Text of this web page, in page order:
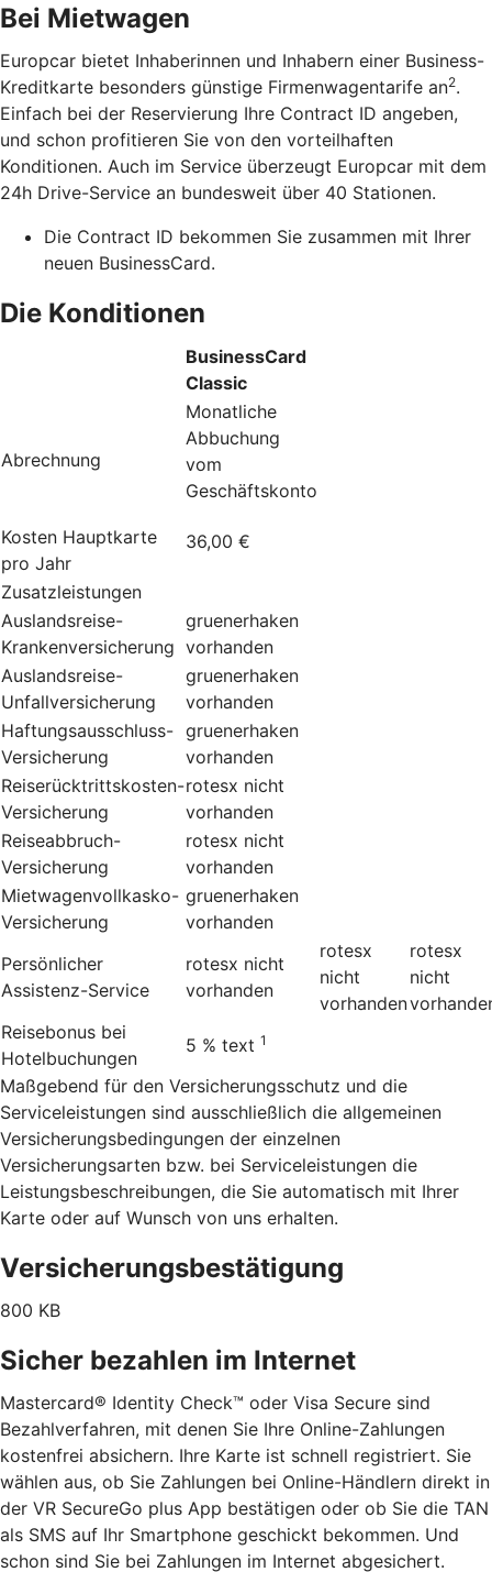
Bei Mietwagen
Europcar bietet Inhaberinnen und Inhabern einer Business-
Kreditkarte besonders günstige Firmenwagentarife an2.
Einfach bei der Reservierung Ihre Contract ID angeben,
und schon profitieren Sie von den vorteilhaften
Konditionen. Auch im Service überzeugt Europcar mit dem
24h Drive-Service an bundesweit über 40 Stationen.
Die Contract ID bekommen Sie zusammen mit Ihrer
neuen BusinessCard.
Die Konditionen
BusinessCard
Classic
Abrechnung
Monatliche
Abbuchung
vom
Geschäftskonto
Kosten Hauptkarte
pro Jahr
36,00 €
Zusatzleistungen
Auslandsreise-
Krankenversicherung
gruenerhaken
vorhanden
Auslandsreise-
Unfallversicherung
gruenerhaken
vorhanden
Haftungsausschluss-
Versicherung
gruenerhaken
vorhanden
Reiserücktrittskosten-
Versicherung
rotesx nicht
vorhanden
Reiseabbruch-
Versicherung
rotesx nicht
vorhanden
Mietwagenvollkasko-
Versicherung
gruenerhaken
vorhanden
Persönlicher
Assistenz-Service
rotesx nicht
vorhanden
rotesx
nicht
vorhanden
rotesx
nicht
Reisebonus bei
Hotelbuchungen
5 % text 1
Maßgebend für den Versicherungsschutz und die
Serviceleistungen sind ausschließlich die allgemeinen
Versicherungsbedingungen der einzelnen
Versicherungsarten bzw. bei Serviceleistungen die
Leistungsbeschreibungen, die Sie automatisch mit Ihrer
Karte oder auf Wunsch von uns erhalten.
Versicherungsbestätigung
800 KB
Sicher bezahlen im Internet
Mastercard® Identity Check™ oder Visa Secure sind
Bezahlverfahren, mit denen Sie Ihre Online-Zahlungen
kostenfrei absichern. Ihre Karte ist schnell registriert. Sie
wählen aus, ob Sie Zahlungen bei Online-Händlern direkt in
der VR SecureGo plus App bestätigen oder ob Sie die TAN
als SMS auf Ihr Smartphone geschickt bekommen. Und
schon sind Sie bei Zahlungen im Internet abgesichert.